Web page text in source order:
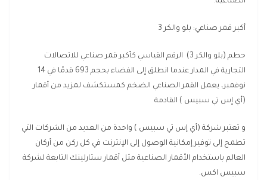
أكبر قمر صناعي: بلو والكر 3
حطم (بلو والكر 3) الرقم القياسي كأكبر قمر صناعي للاتصالات
التجارية في المدار عندما انطلق إلى الفضاء بحجم 693 قدمًا في 14
نوفمبر، يعمل القمر الصناعي الضخم كمستكشف لمزيد من أقمار
(أي إس تي سبيس ) القادمة
و تعتبر شركة (أي إس تي سبيس ) واحدة من العديد من الشركات التي
تطمح إلى توفير إمكانية الوصول إلى الإنترنت في كل ركن من أركان
العالم باستخدام الأقمار الصناعية مثل أقمار ستارلينك التابعة لشركة
سبيس اكس.